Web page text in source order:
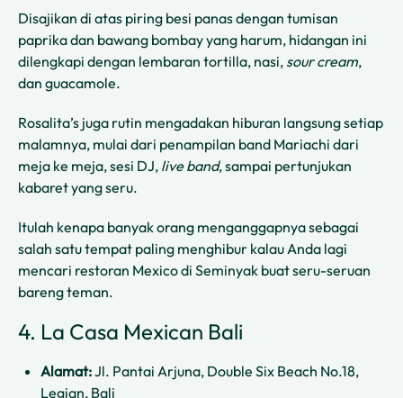
Disajikan di atas piring besi panas dengan tumisan
paprika dan bawang bombay yang harum, hidangan ini
dilengkapi dengan lembaran tortilla, nasi, sour cream,
dan guacamole.
Rosalita’s juga rutin mengadakan hiburan langsung setiap
malamnya, mulai dari penampilan band Mariachi dari
meja ke meja, sesi DJ, live band, sampai pertunjukan
kabaret yang seru.
Itulah kenapa banyak orang menganggapnya sebagai
salah satu tempat paling menghibur kalau Anda lagi
mencari restoran Mexico di Seminyak buat seru-seruan
bareng teman.
4. La Casa Mexican Bali
Alamat:Jl. Pantai Arjuna, Double Six Beach No.18,
Legian, Bali